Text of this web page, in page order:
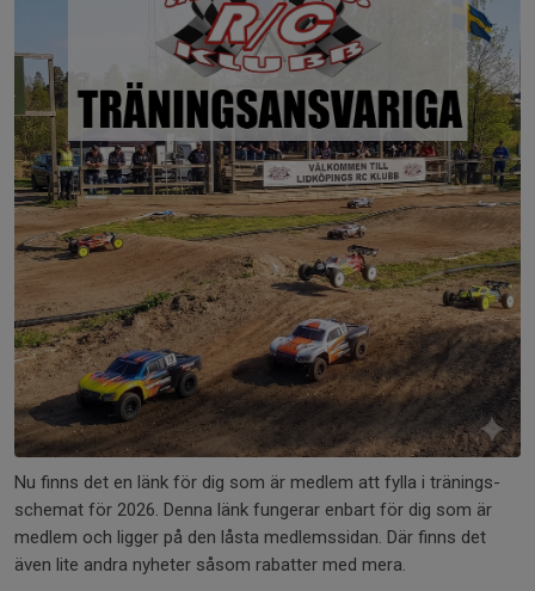
Nu finns det en länk för dig som är medlem att fylla i tränings-
schemat för 2026. Denna länk fungerar enbart för dig som är
medlem och ligger på den låsta medlemssidan. Där finns det
även lite andra nyheter såsom rabatter med mera.